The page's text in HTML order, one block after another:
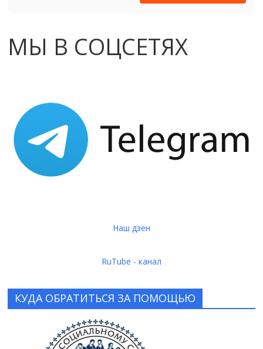
МЫ В СОЦСЕТЯХ
Наш дзен
RuTube - канал
КУДА ОБРАТИТЬСЯ ЗА ПОМОЩЬЮ